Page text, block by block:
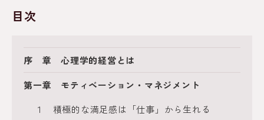
目次
序 章 心理学的経営とは
第一章 モティベーション・マネジメント
１ 積極的な満足感は「仕事」から生れる